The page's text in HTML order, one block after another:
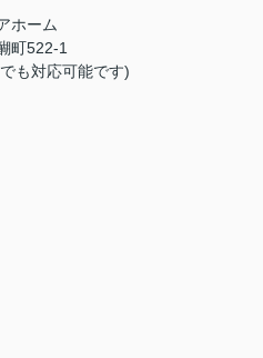
ホーム
町522-1
も対応可能です)